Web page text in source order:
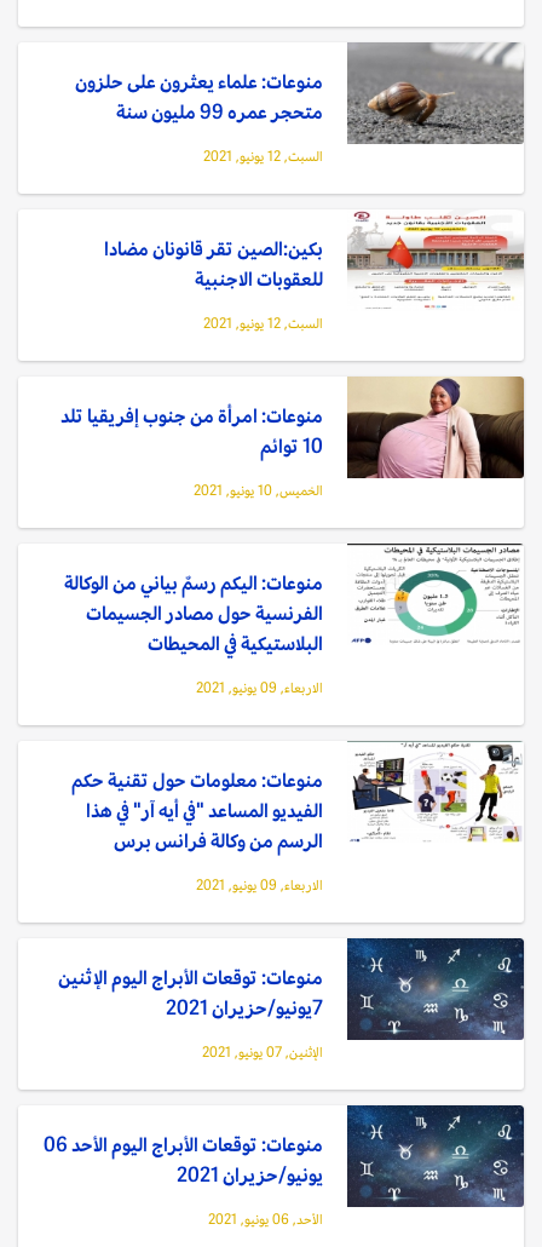
منوعات: علماء يعثرون على حلزون
متحجر عمره 99 مليون سنة
السبت, 12 يونيو, 2021
بكين:الصين تقر قانونان مضادا
للعقوبات الاجنبية
السبت, 12 يونيو, 2021
منوعات: امرأة من جنوب إفريقيا تلد
10 توائم
الخميس, 10 يونيو, 2021
منوعات: اليكم ‏رسمٌ بياني من الوكالة
الفرنسية حول مصادر الجسيمات
البلاستيكية في المحيطات
الاربعاء, 09 يونيو, 2021
منوعات: معلومات حول تقنية حكم
الفيديو المساعد "في أيه آر" في هذا
الرسم من وكالة فرانس برس ⁩
الاربعاء, 09 يونيو, 2021
منوعات: توقعات الأبراج اليوم الإثنين
7يونيو/حزيران 2021
الإثنين, 07 يونيو, 2021
منوعات: توقعات الأبراج اليوم الأحد 06
يونيو/حزيران 2021
الأحد, 06 يونيو, 2021